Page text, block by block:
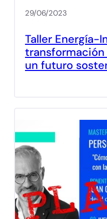
29/06/2023
Taller Energía-
un futuro